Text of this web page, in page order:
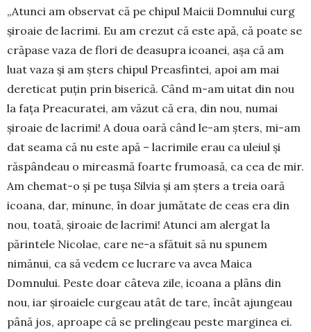
„Atunci am observat că pe chipul Mai­cii Domnului curg
șiroaie de lacrimi. Eu am crezut că este apă, că poate se
crăpase vaza de flori de deasupra icoanei, așa că am
luat vaza și am șters chipul Preasfintei, apoi am mai
dereticat puțin prin biserică. Când m-am uitat din nou
la fața Preacuratei, am văzut că era, din nou, numai
șiroaie de lacrimi! A doua oară când le-am șters, mi-am
dat seama că nu este apă – lacrimile erau ca uleiul și
răspândeau o mireas­mă foarte fru­moasă, ca cea de mir.
Am chemat-o și pe tușa Silvia și am șters a treia oară
icoana, dar, minune, în doar jumătate de ceas era din
nou, toată, șiroaie de lacrimi! Atunci am alergat la
părintele Nicolae, care ne-a sfătuit să nu spunem
nimănui, ca să vedem ce lucrare va avea Maica
Domnului. Peste doar câteva zile, icoana a plâns din
nou, iar șiroaiele curgeau atât de tare, încât ajungeau
până jos, aproape că se prelingeau peste margi­nea ei.